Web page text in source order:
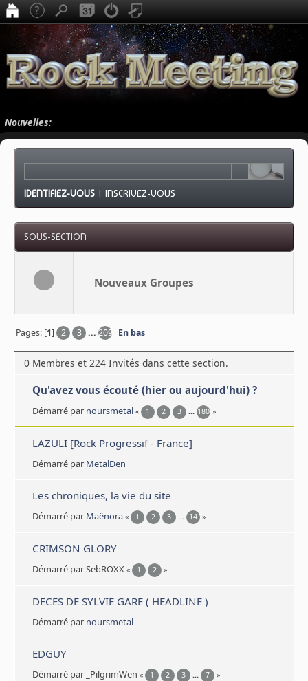
Nouvelles:
IDENTIFIEZ-VOUS |INSCRIVEZ-VOUS
SOUS-SECTION
Nouveaux Groupes
Pages: [1] 2 3 ...209 En bas
0 Membres et 224 Invités dans cette section.
Qu'avez vous écouté (hier ou aujourd'hui) ?
Démarré par noursmetal « 1 2 3 ... 180»
LAZULI [Rock Progressif - France]
Démarré par MetalDen
Les chroniques, la vie du site
Démarré par Maënora « 1 2 3 ... 14 »
CRIMSON GLORY
Démarré par SebROXX « 1 2 »
DECES DE SYLVIE GARE ( HEADLINE )
Démarré par noursmetal
EDGUY
Démarré par _PilgrimWen « 1 2 3 ... 7 »